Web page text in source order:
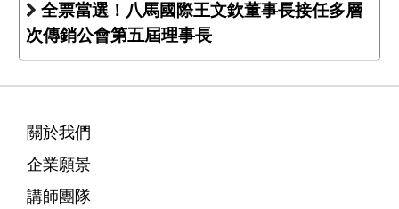
全票當選！八馬國際王文欽董事長接任多層
次傳銷公會第五屆理事長
關於我們
企業願景
講師團隊